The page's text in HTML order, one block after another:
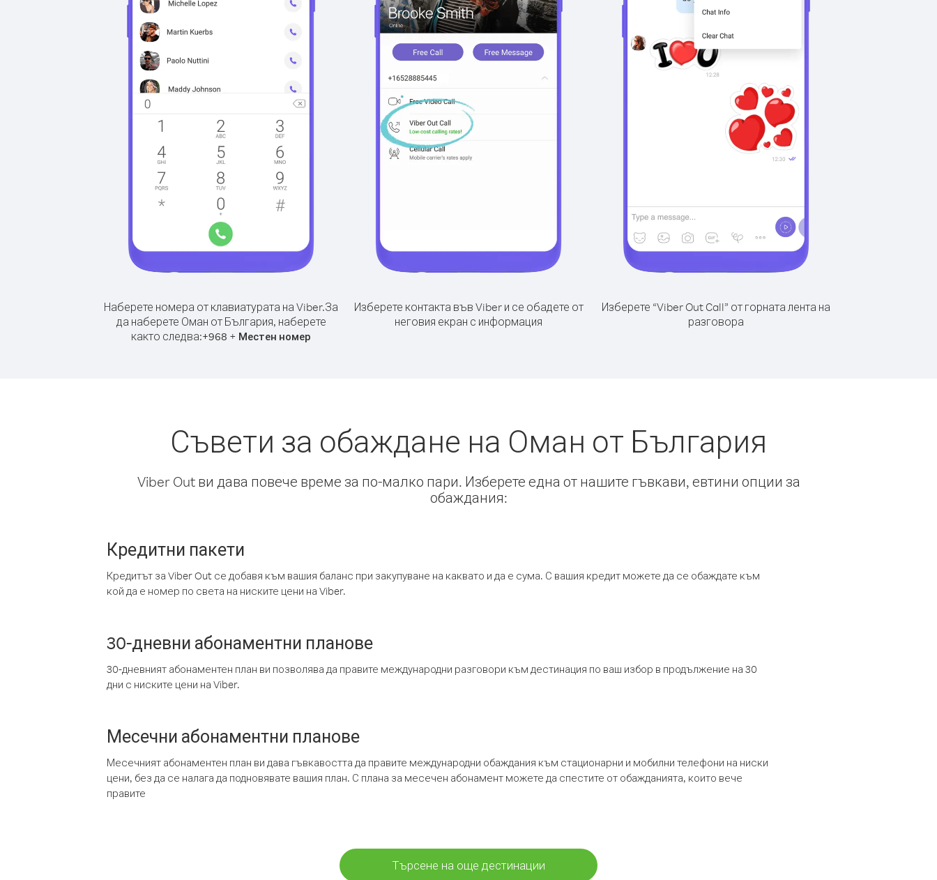
Наберете номера от клавиатурата на Viber.За
да наберете Оман от България, наберете
както следва:+968 + Местен номер
Изберете контакта във Viber и се обадете от
неговия екран с информация
Изберете “Viber Out Call” от горната лента на
разговора
Съвети за обаждане на Оман от България
Viber Out ви дава повече време за по-малко пари. Изберете една от нашите гъвкави, евтини опции за
обаждания:
Кредитни пакети
Кредитът за Viber Out се добавя към вашия баланс при закупуване на каквато и да е сума. С вашия кредит можете да се обаждате към
кой да е номер по света на ниските цени на Viber.
30-дневни абонаментни планове
30-дневният абонаментен план ви позволява да правите международни разговори към дестинация по ваш избор в продължение на 30
дни с ниските цени на Viber.
Месечни абонаментни планове
Месечният абонаментен план ви дава гъвкавостта да правите международни обаждания към стационарни и мобилни телефони на ниски
цени, без да се налага да подновявате вашия план. С плана за месечен абонамент можете да спестите от обажданията, които вече
правите
Търсене на още дестинации